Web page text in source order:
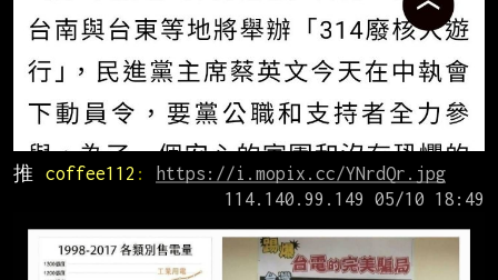
推 coffee112 :
https://i.mopix.cc/YNrdQr.jpg